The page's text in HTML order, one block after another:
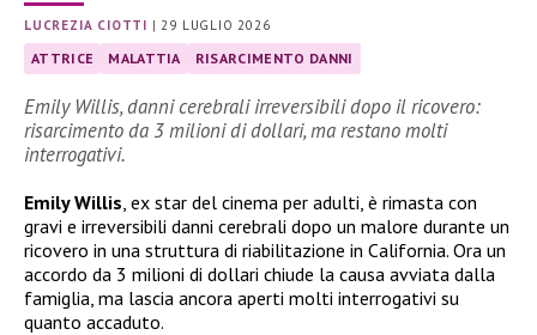
LUCREZIA CIOTTI |29 LUGLIO 2026
ATTRICE MALATTIA RISARCIMENTO DANNI
Emily Willis, danni cerebrali irreversibili dopo il ricovero:
risarcimento da 3 milioni di dollari, ma restano molti
interrogativi.
Emily Willis , ex star del cinema per adulti, è rimasta con
gravi e irreversibili danni cerebrali dopo un malore durante un
ricovero in una struttura di riabilitazione in California. Ora un
accordo da 3 milioni di dollari chiude la causa avviata dalla
famiglia, ma lascia ancora aperti molti interrogativi su
quanto accaduto.